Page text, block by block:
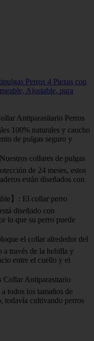
Perros 4 Piezas con
Ajustable, para
Antiparasitario Perros
100% naturales y caucho
de pulgas seguro y
collares de pulgas
de 24 meses, estos
están diseñados con
】: El collar perro
diseñado con
lo que su perro puede
el collar alrededor del
a través de la hebilla y
entre el cuello y el
Antiparasitario
todos los tamaños de
todavía cultivando perros